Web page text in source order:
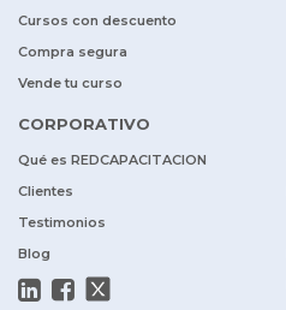
Cursos con descuento
Compra segura
Vende tu curso
CORPORATIVO
Qué es REDCAPACITACION
Clientes
Testimonios
Blog